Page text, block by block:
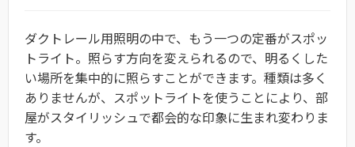
ダクトレール用照明の中で、もう一つの定番がスポッ
トライト。照らす方向を変えられるので、明るくした
い場所を集中的に照らすことができます。種類は多く
ありませんが、スポットライトを使うことにより、部
屋がスタイリッシュで都会的な印象に生まれ変わりま
す。